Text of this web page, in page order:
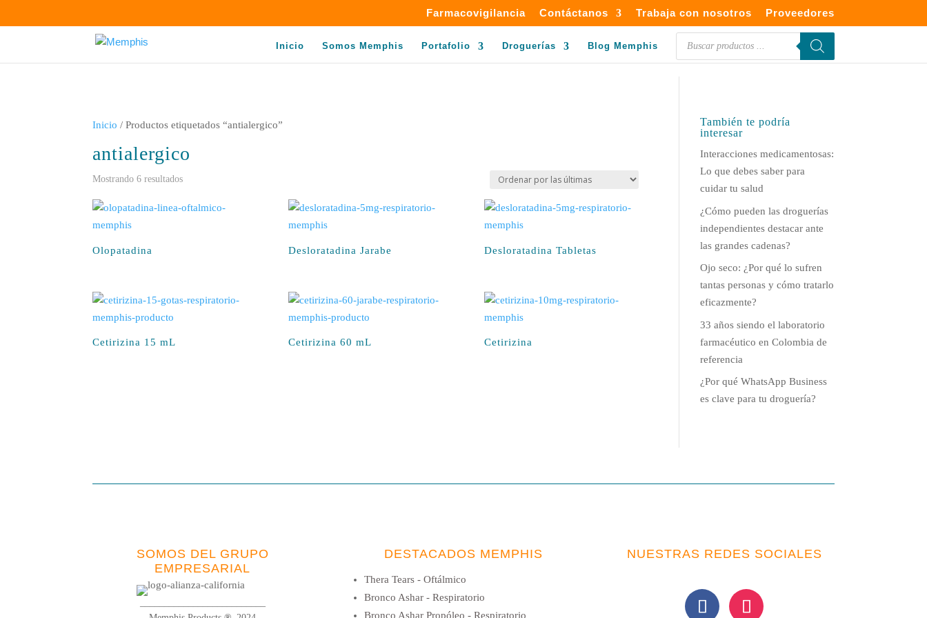
Farmacovigilancia Contáctanos Trabaja con nosotros Proveedores
Inicio Somos Memphis Portafolio Droguerías Blog Memphis
Búsqueda
Inicio / Productos etiquetados “antialergico”
antialergico
Mostrando 6 resultadosSorted
latest
Olopatadina Desloratadina Jarabe Desloratadina Tabletas
Cetirizina 15 mL Cetirizina 60 mL Cetirizina
También te podría
interesar
Interacciones medicamentosas:
Lo que debes saber para
cuidar tu salud
¿Cómo pueden las droguerías
independientes destacar ante
las grandes cadenas?
Ojo seco: ¿Por qué lo sufren
tantas personas y cómo tratarlo
eficazmente?
33 años siendo el laboratorio
farmacéutico en Colombia de
referencia
¿Por qué WhatsApp Business
es clave para tu droguería?
SOMOS DEL GRUPO
EMPRESARIAL
DESTACADOS MEMPHIS
Thera Tears - Oftálmico
Bronco Ashar - Respiratorio
Bronco Ashar Propóleo - Respiratorio
NUESTRAS REDES SOCIALES